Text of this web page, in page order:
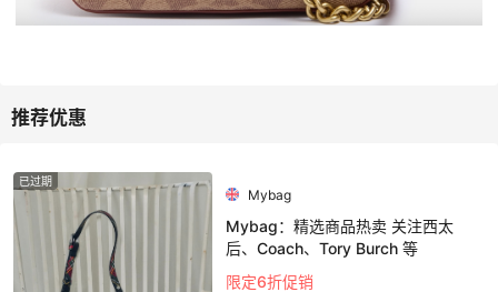
已过期
Mybag
Mybag：精选商品热卖 关注西太
后、Coach、Tory Burch 等
限定6折促销